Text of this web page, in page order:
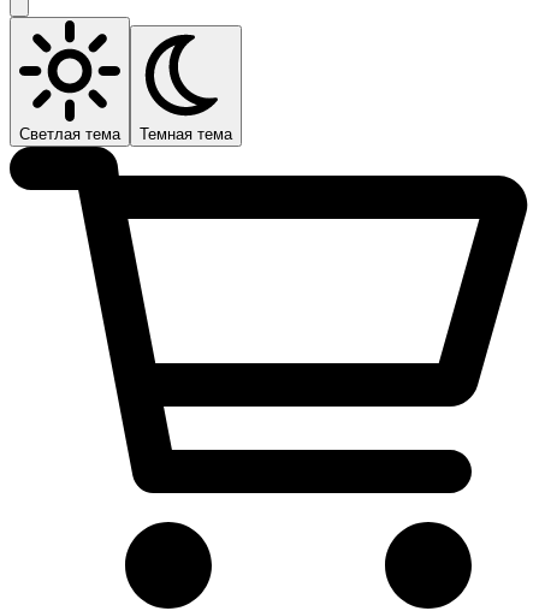
Светлая тема Темная тема